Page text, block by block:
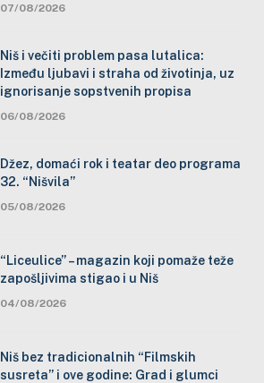
07/08/2026
Niš i večiti problem pasa lutalica:
Između ljubavi i straha od životinja, uz
ignorisanje sopstvenih propisa
06/08/2026
Džez, domaći rok i teatar deo programa
32. “Nišvila”
05/08/2026
“Liceulice” – magazin koji pomaže teže
zapošljivima stigao i u Niš
04/08/2026
Niš bez tradicionalnih “Filmskih
susreta” i ove godine: Grad i glumci